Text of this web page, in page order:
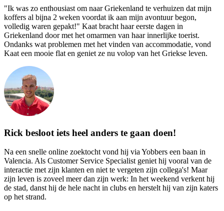
"Ik was zo enthousiast om naar Griekenland te verhuizen dat mijn
koffers al bijna 2 weken voordat ik aan mijn avontuur begon,
volledig waren gepakt!" Kaat bracht haar eerste dagen in
Griekenland door met het omarmen van haar innerlijke toerist.
Ondanks wat problemen met het vinden van accommodatie, vond
Kaat een mooie flat en geniet ze nu volop van het Griekse leven.
Rick besloot iets heel anders te gaan doen!
Na een snelle online zoektocht vond hij via Yobbers een baan in
Valencia. Als Customer Service Specialist geniet hij vooral van de
interactie met zijn klanten en niet te vergeten zijn collega's! Maar
zijn leven is zoveel meer dan zijn werk: In het weekend verkent hij
de stad, danst hij de hele nacht in clubs en herstelt hij van zijn katers
op het strand.